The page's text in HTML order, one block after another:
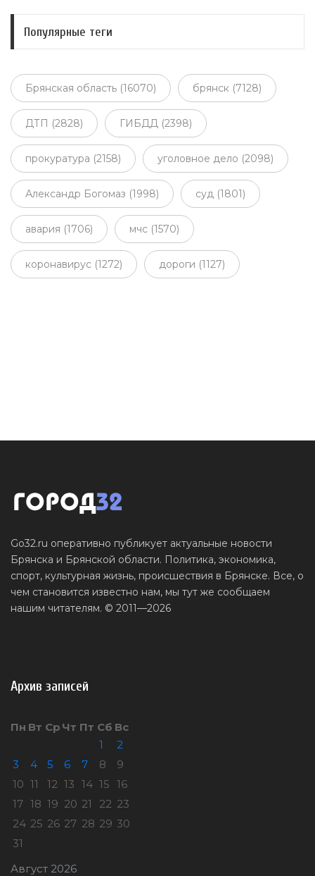
Популярные теги
Брянская область (16070) брянск (7128)
ДТП (2828) ГИБДД (2398)
прокуратура (2158) уголовное дело (2098)
Александр Богомаз (1998) суд (1801)
авария (1706) мчс (1570)
коронавирус (1272) дороги (1127)
Go32.ru оперативно публикует актуальные новости
Брянска и Брянской области. Политика, экономика,
спорт, культурная жизнь, происшествия в Брянске. Все, о
чем становится известно нам, мы тут же сообщаем
нашим читателям. © 2011—2026
Архив записей
Август 2026
Пн Вт Ср Чт Пт Сб Вс
1
2
3
4 5 6 7 8
9
10 11 12 13 14 15 16
17 18 19 20 21 22 23
24 25 26 27 28 29 30
31